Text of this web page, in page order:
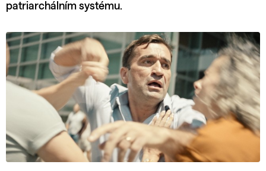
patriarchálním systému.